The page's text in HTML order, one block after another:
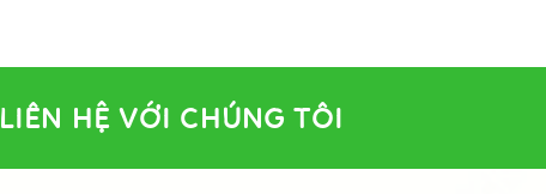
LIÊN HỆ VỚI CHÚNG TÔI